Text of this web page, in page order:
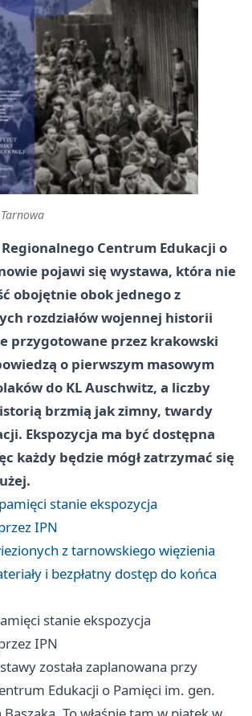
Centrum Edukacji o
pojawi się wystawa, która nie
obojętnie obok jednego z
rozdziałów wojennej historii
przygotowane przez krakowski
o pierwszym masowym
do KL Auschwitz, a liczby
brzmią jak zimny, twardy
Ekspozycja ma być dostępna
każdy będzie mógł zatrzymać się
stanie ekspozycja
IPN
z tarnowskiego więzienia
i bezpłatny dostęp do końca
stanie ekspozycja
IPN
została zaplanowana przy
Edukacji o Pamięci im. gen.